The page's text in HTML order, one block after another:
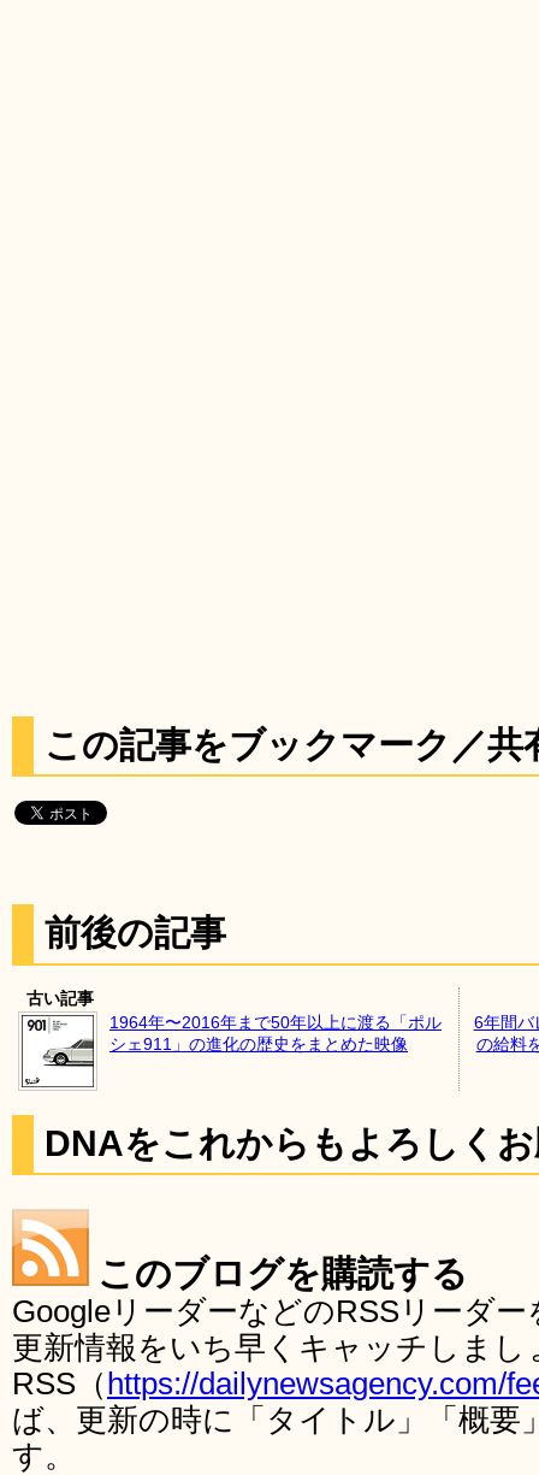
この記事をブックマーク／共
前後の記事
古い記事
1964年〜2016年まで50年以上に渡る「ポル
シェ911」の進化の歴史をまとめた映像
6年間バ
の給料
DNAをこれからもよろしく
このブログを購読する
GoogleリーダーなどのRSSリーダ
更新情報をいち早くキャッチしま
RSS（ https://dailynewsagency.com/
ば、更新の時に「タイトル」「概要
す。